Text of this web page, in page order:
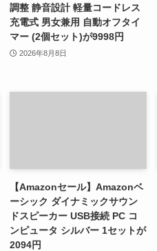
調整 静音設計 軽量コードレス
充電式 男女兼用 自動オフタイ
マー (2個セット)が9998円
2026年8月8日
【Amazonセール】Amazonベ
ーシック ダイナミックサウン
ドスピーカー USB接続 PC コ
ンピュータ シルバー 1セットが
2094円